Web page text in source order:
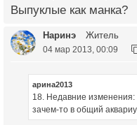
Выпуклые как манка?
Наринэ Житель
04 мар 2013, 00:09
арина2013
18. Недавние изменения:
зачем-то в общий